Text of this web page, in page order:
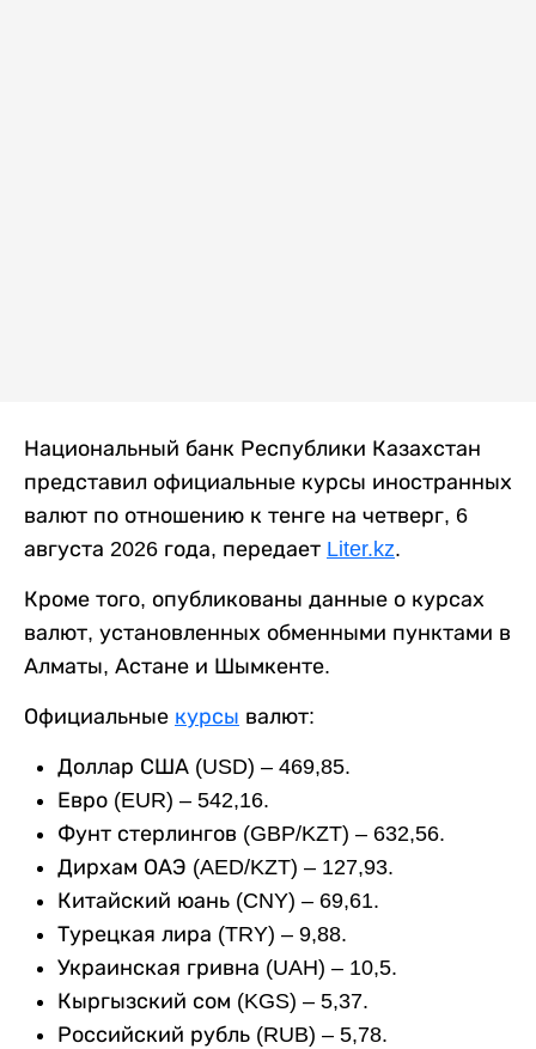
Национальный банк Республики Казахстан
представил официальные курсы иностранных
валют по отношению к тенге на четверг, 6
августа 2026 года, передает Liter.kz.
Кроме того, опубликованы данные о курсах
валют, установленных обменными пунктами в
Алматы, Астане и Шымкенте.
Официальные курсы валют:
Доллар США (USD) – 469,85.
Евро (EUR) – 542,16.
Фунт стерлингов (GBP/KZT) – 632,56.
Дирхам ОАЭ (AED/KZT) – 127,93.
Китайский юань (CNY) – 69,61.
Турецкая лира (TRY) – 9,88.
Украинская гривна (UAH) – 10,5.
Кыргызский сом (KGS) – 5,37.
Российский рубль (RUB) – 5,78.